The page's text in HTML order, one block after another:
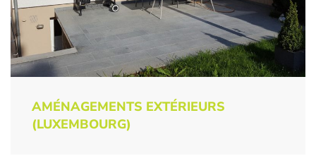
AMÉNAGEMENTS EXTÉRIEURS
(LUXEMBOURG)